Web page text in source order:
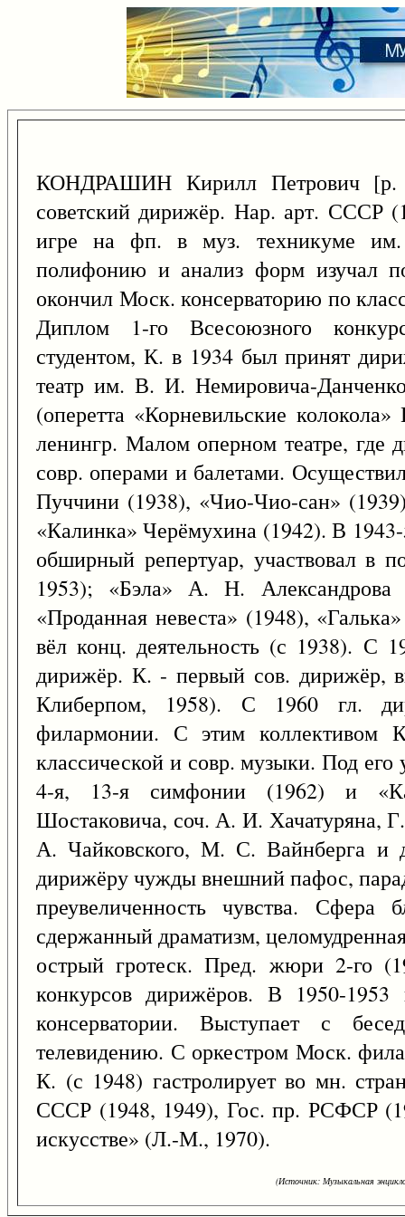
КОНДРАШИН Кирилл Петрович
советский дирижёр. Нар. арт.
игре на фп. в муз. техникуме
полифонию и анализ форм изучал
окончил Моск. консерваторию по
Диплом 1-го Всесоюзного
студентом, К. в 1934 был принят
театр им. В. И. Немировича-
(оперетта «Корневильские
ленингр. Малом оперном театре, где
совр. операми и балетами.
Пуччини (1938), «Чио-Чио-сан»
«Калинка» Черёмухина (1942). В
обширный репертуар, участвовал в
1953); «Бэла» А. Н.
«Проданная невеста» (1948),
вёл конц. деятельность (с 1938). С
дирижёр. К. - первый сов.
Клиберпом, 1958). С 1960 гл.
филармонии. С этим коллективом
классической и совр. музыки. Под его
4-я, 13-я симфонии (1962) и
Шостаковича, соч. А. И. Хачатуряна,
А. Чайковского, М. С. Вайнберга и
дирижёру чужды внешний пафос,
преувеличенность чувства.
сдержанный драматизм,
острый гротеск. Пред. жюри 2-го
конкурсов дирижёров. В 1950-
консерватории. Выступает с
телевидению. С оркестром Моск.
К. (с 1948) гастролирует во мн.
СССР (1948, 1949), Гос. пр. РСФСР
искусстве» (Л.-М., 1970).
(Источник: Музыкальная